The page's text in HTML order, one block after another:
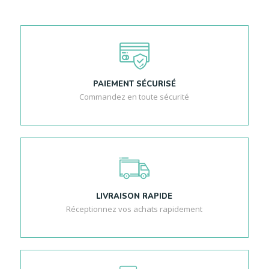
PAIEMENT SÉCURISÉ
Commandez en toute sécurité
LIVRAISON RAPIDE
Réceptionnez vos achats rapidement